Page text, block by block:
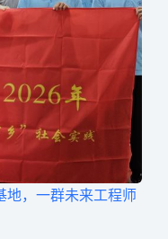
地，一群未来工程师